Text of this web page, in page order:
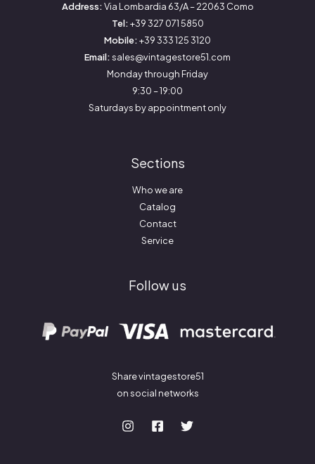
Address:Via Lombardia 63/A – 22063 Como
Tel:+39 327 071 5850
Mobile:+39 333 125 3120
Email:sales@vintagestore51.com
Monday through Friday
9:30 – 19:00
Saturdays by appointment only
Sections
Who we are
Catalog
Contact
Service
Follow us
Share vintagestore51
on social networks